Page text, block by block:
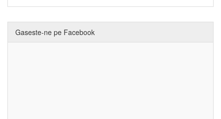
Gaseste-ne pe Facebook